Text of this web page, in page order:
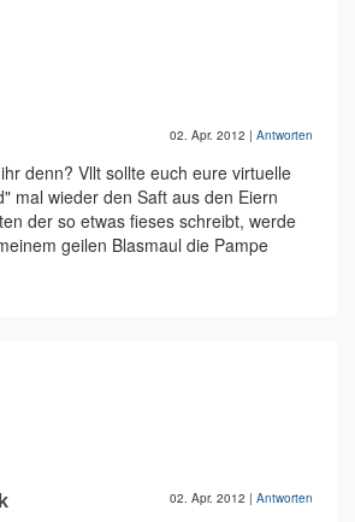
02. Apr. 2012 | Antworten
denn? Vllt sollte euch eure virtuelle
mal wieder den Saft aus den Eiern
der so etwas fieses schreibt, werde
geilen Blasmaul die Pampe
02. Apr. 2012 | Antworten